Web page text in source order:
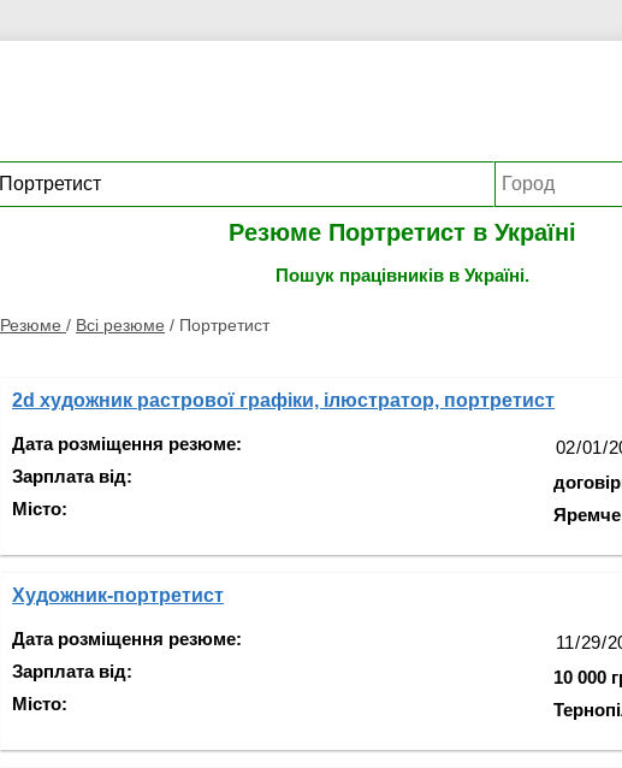
Резюме Портретист в Україні
Пошук працівників в Україні.
Резюме / Всі резюме / Портретист
2d художник растрової графіки, ілюстратор, портретист
Дата розміщення резюме:
Зарплата від:
Місто:
Яремче
Художник-портретист
Дата розміщення резюме:
Зарплата від:
Місто:
10 000